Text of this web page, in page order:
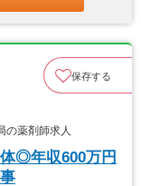
保存する
の薬剤師求人
◎年収600万円